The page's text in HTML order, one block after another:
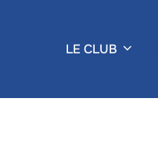
LE CLUB